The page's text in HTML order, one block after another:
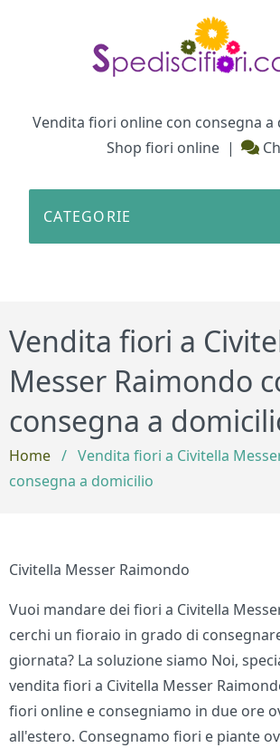
Vendita fiori online con consegna a
Shop fiori online |
CATEGORIE
Vendita fiori a
Messer Raimondo
consegna a
Home / Vendita fiori a Civitella
consegna a domicilio
Civitella Messer Raimondo
Vuoi mandare dei fiori a Civitella
cerchi un fioraio in grado di
giornata? La soluzione siamo Noi,
vendita fiori a Civitella Messer
fiori online e consegniamo in due ore
all'estero. Consegnamo fiori e piante